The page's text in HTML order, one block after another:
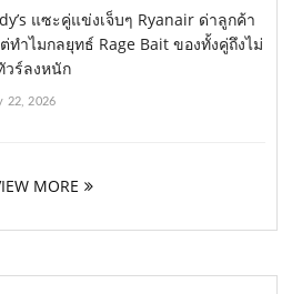
แซะคู่แข่งเจ็บๆ Ryanair ด่าลูกค้า
ทำไมกลยุทธ์ Rage Bait ของทั้งคู่ถึงไม่
ร์ลงหนัก
22, 2026
MORE